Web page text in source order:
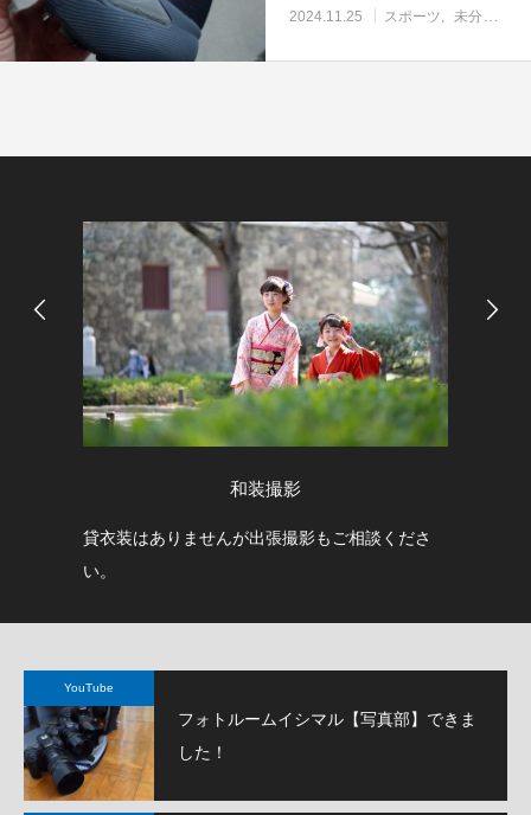
2024.11.25 スポーツ 未分類
和装撮影
貸衣装はありませんが出張撮影もご相談くださ
い。
YouTube
フォトルームイシマル【写真部】できま
した！